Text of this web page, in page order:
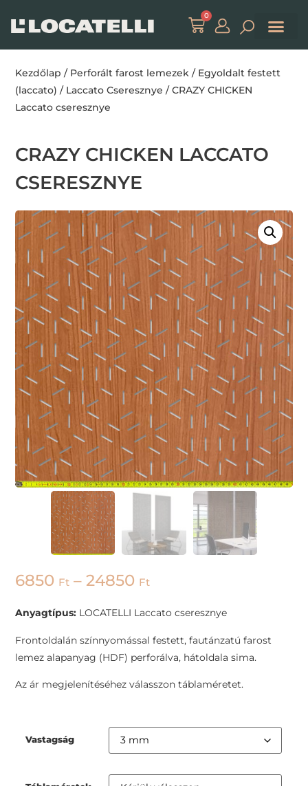
0
Kezdőlap / Perforált farost lemezek / Egyoldalt festett
(laccato) / Laccato Cseresznye / CRAZY CHICKEN
Laccato cseresznye
CRAZY CHICKEN LACCATO
CSERESZNYE
6850 Ft – 24850 Ft
Anyagtípus: LOCATELLI Laccato cseresznye
Frontoldalán színnyomással festett, fautánzatú farost
lemez alapanyag (HDF) perforálva, hátoldala sima.
Az ár megjelenítéséhez válasszon táblaméretet.
Vastagság